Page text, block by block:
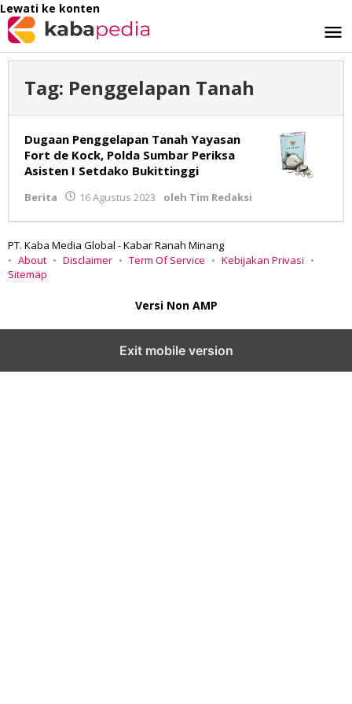
Lewati ke konten
Tag: Penggelapan Tanah
Dugaan Penggelapan Tanah Yayasan
Fort de Kock, Polda Sumbar Periksa
Asisten I Setdako Bukittinggi
Berita 16 Agustus 2023 oleh Tim Redaksi
PT. Kaba Media Global - Kabar Ranah Minang
About
Disclaimer Term Of Service
Kebijakan Privasi
Sitemap
Versi Non AMP
Exit mobile version